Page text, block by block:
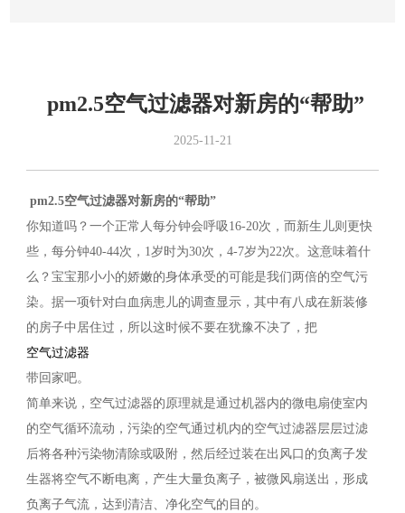
pm2.5空气过滤器对新房的“帮助”
2025-11-21
pm2.5空气过滤器对新房的“帮助”
你知道吗？一个正常人每分钟会呼吸16-20次，而新生儿则更快
些，每分钟40-44次，1岁时为30次，4-7岁为22次。这意味着什
么？宝宝那小小的娇嫩的身体承受的可能是我们两倍的空气污
染。据一项针对白血病患儿的调查显示，其中有八成在新装修
的房子中居住过，所以这时候不要在犹豫不决了，把
空气过滤器
带回家吧。
简单来说，空气过滤器的原理就是通过机器内的微电扇使室内
的空气循环流动，污染的空气通过机内的空气过滤器层层过滤
后将各种污染物清除或吸附，然后经过装在出风口的负离子发
生器将空气不断电离，产生大量负离子，被微风扇送出，形成
负离子气流，达到清洁、净化空气的目的。